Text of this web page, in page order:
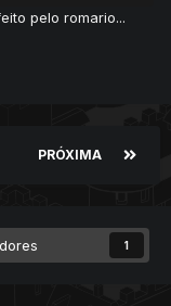
pelo romario...
PRÓXIMA
1